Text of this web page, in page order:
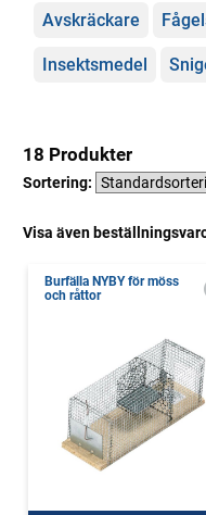
Kategorier
Avskräckare
Insektsmedel
18 Produkter
Sortering:
Visa även
Burfälla NYBY för möss
och råttor